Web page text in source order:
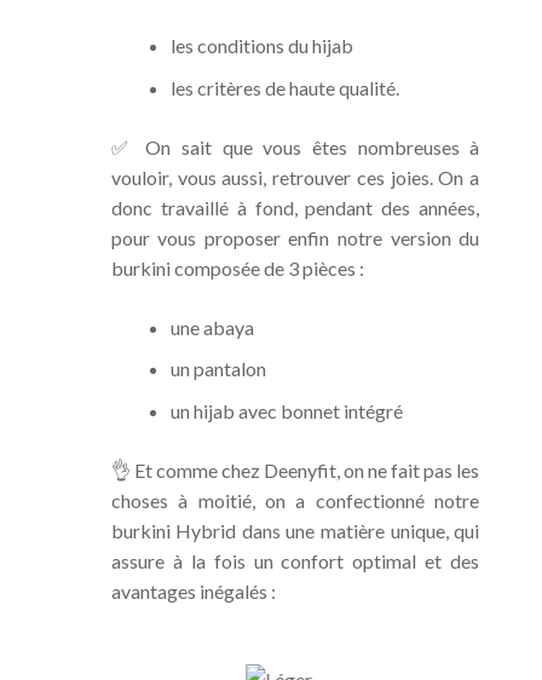
les conditions du hijab
les critères de haute qualité.
✅ On sait que vous êtes nombreuses à
vouloir, vous aussi, retrouver ces joies. On a
donc travaillé à fond, pendant des années,
pour vous proposer enfin notre version du
burkini composée de 3 pièces :
une abaya
un pantalon
un hijab avec bonnet intégré
👌 Et comme chez Deenyfit, on ne fait pas les
choses à moitié, on a confectionné notre
burkini Hybrid dans une matière unique, qui
assure à la fois un confort optimal et des
avantages inégalés :